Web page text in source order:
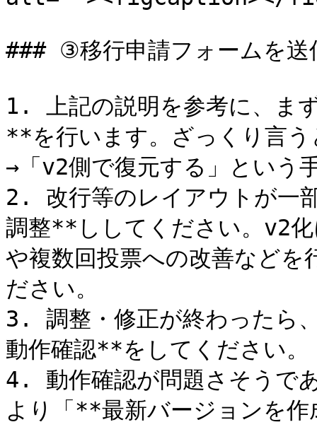
### ③移行申請フォームを送
1. 上記の説明を参考に、ま
**を行います。ざっくり言
→「v2側で復元する」という
2. 改行等のレイアウトが一
調整**ししてください。v2
や複数回投票への改善など
ださい。
3. 調整・修正が終わったら
動作確認**をしてください。
4. 動作確認が問題さそうで
より「**最新バージョンを